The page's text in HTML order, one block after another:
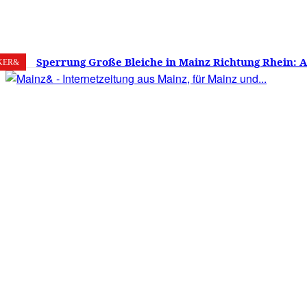
7. August 2026 25.6 Mainz
Sperrung Große Bleiche in Mainz Richtung Rhein:
verwirrt, Mainzer stinksauer – Haben die Mainzer